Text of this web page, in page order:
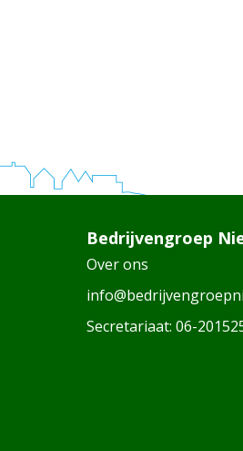
Bedrijvengroep
Over ons
Secretariaat: 06-